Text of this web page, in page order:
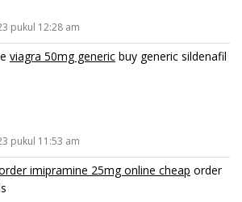
pukul 12:28 am
viagra 50mg generic buy generic sildenafil
pukul 11:53 am
imipramine 25mg online cheap order